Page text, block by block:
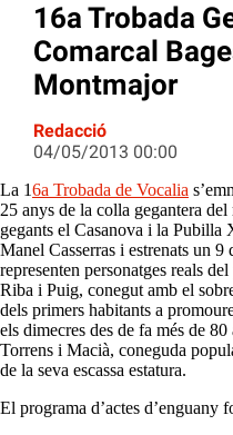
16a Trobada
Comarcal
Montmajor
Redacció
04/05/2013 00:00
La 16a Trobada de Vocalia
25 anys de la colla gegantera
gegants el Casanova i la Pubilla
Manel Casserras i estrenats un 9
representen personatges reals
Riba i Puig, conegut amb el
dels primers habitants a
els dimecres des de fa més de
Torrens i Macià, coneguda
de la seva escassa estatura.
El programa d’actes d’enguany